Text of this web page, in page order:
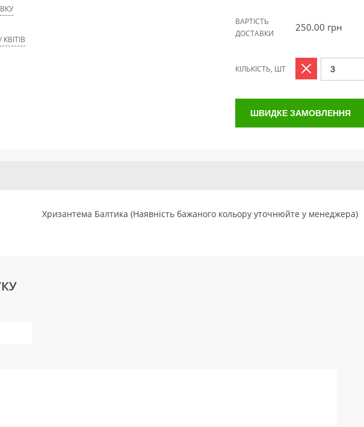
ВАРТІСТЬ
ДОСТАВКИ
250.00 грн
КІЛЬКІСТЬ, ШТ
ШВИДКЕ ЗАМОВЛЕННЯ
Хризантема Балтика (Наявність бажаного кольору уточнюйте у менеджера)